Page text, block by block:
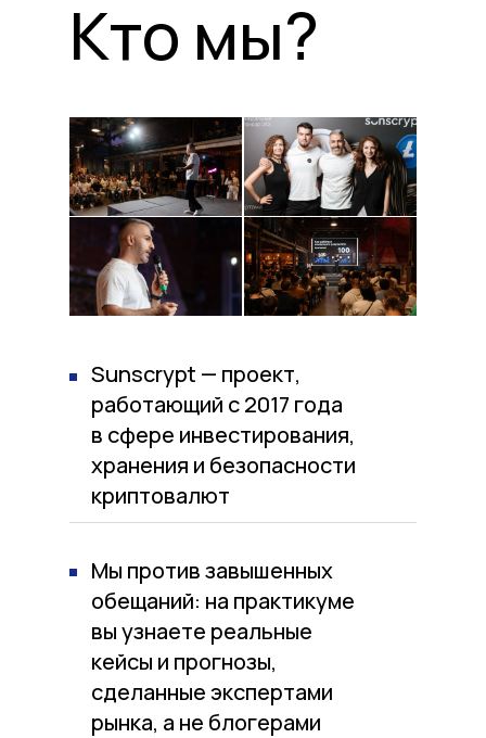
Кто мы?
Sunscrypt — проект,
работающий с 2017 года
в сфере инвестирования,
хранения и безопасности
криптовалют
Мы против завышенных
обещаний: на практикуме
вы узнаете реальные
кейсы и прогнозы,
сделанные экспертами
рынка, а не блогерами